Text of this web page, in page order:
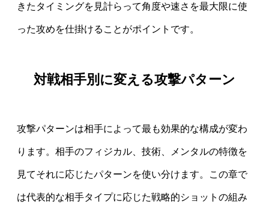
きたタイミングを見計らって角度や速さを最大限に使
った攻めを仕掛けることがポイントです。
対戦相手別に変える攻撃パターン
攻撃パターンは相手によって最も効果的な構成が変わ
ります。相手のフィジカル、技術、メンタルの特徴を
見てそれに応じたパターンを使い分けます。この章で
は代表的な相手タイプに応じた戦略的ショットの組み